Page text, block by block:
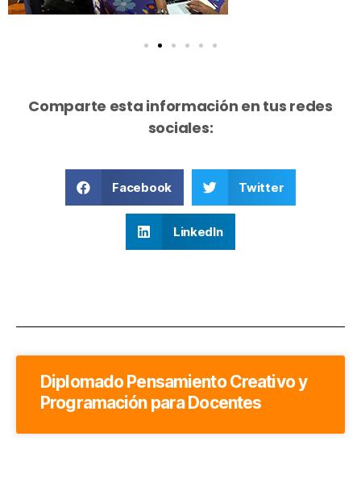
Comparte esta información en tus redes
sociales:
Facebook Twitter
LinkedIn
Diplomado Pensamiento Creativo y
Programación para Docentes